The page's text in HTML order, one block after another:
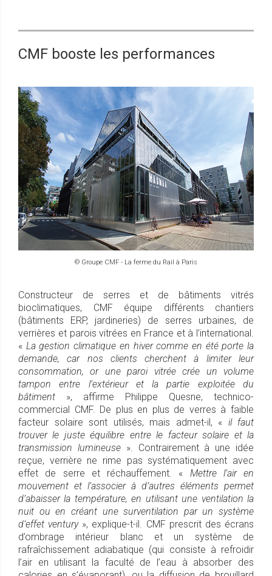
CMF booste les performances
© Groupe CMF - La ferme du Rail à Paris
Constructeur de serres et de bâtiments vitrés
bioclimatiques, CMF équipe différents chantiers
(bâtiments ERP, jardineries) de serres urbaines, de
verrières et parois vitrées en France et à l’international.
« La gestion climatique en hiver comme en été porte la
demande, car nos clients cherchent à limiter leur
consommation, or une paroi vitrée crée un volume
tampon entre l’extérieur et la partie exploitée du
bâtiment », affirme Philippe Quesne, technico-
commercial CMF. De plus en plus de verres à faible
facteur solaire sont utilisés, mais admet-il, « il faut
trouver le juste équilibre entre le facteur solaire et la
transmission lumineuse». Contrairement à une idée
reçue, verrière ne rime pas systématiquement avec
effet de serre et réchauffement. « Mettre l’air en
mouvement et l’associer à d’autres éléments permet
d’abaisser la température, en utilisant une ventilation la
nuit ou en créant une surventilation par un système
d’effet ventury », explique-t-il. CMF prescrit des écrans
d’ombrage intérieur blanc et un système de
rafraîchissement adiabatique (qui consiste à refroidir
l’air en utilisant la faculté de l’eau à absorber des